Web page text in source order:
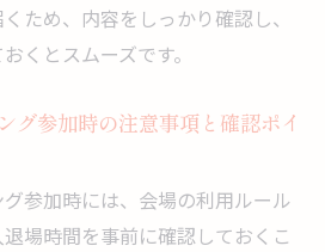
ため、内容をしっかり確認し、
くとスムーズです。
グ参加時の注意事項と確認ポイ
参加時には、会場の利用ルール
場時間を事前に確認しておくこ